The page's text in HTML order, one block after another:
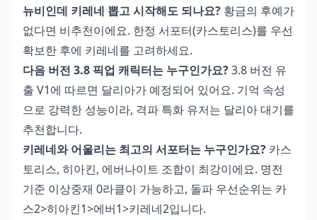
뉴비인데 키레네 뽑고 시작해도 되나요? 황금의 후예가
없다면 비추천이에요. 한정 서포터(카스토리스)를 우선
확보한 후에 키레네를 고려하세요.
다음 버전 3.8 픽업 캐릭터는 누구인가요?3.8 버전 유
출 V1에 따르면 달리아가 예정되어 있어요. 기억 속성
으로 강력한 성능이라, 격파 특화 유저는 달리아 대기를
추천합니다.
키레네와 어울리는 최고의 서포터는 누구인가요? 카스
토리스, 히아킨, 에버나이트 조합이 최강이에요. 명전
기준 이상중재 0라클이 가능하고, 돌파 우선순위는 카
스2>히아킨1>에버1>키레네2입니다.